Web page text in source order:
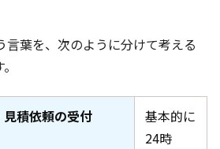
言葉を、次のように分けて考える
積依頼の受付
基本的に
24時